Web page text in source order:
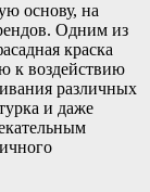
основу, на
Одним из
краска
к воздействию
различных
и даже